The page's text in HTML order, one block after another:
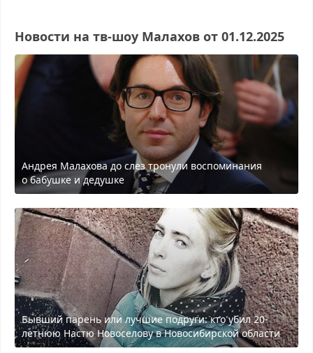
Новости на тв-шоу Малахов от 01.12.2025
Андрея Малахова до слез тронули воспоминания
о бабушке и дедушке
Бывший парень или лучшие подруги: кто убил 20-
летнюю Настю Новоселову в Новосибирской области